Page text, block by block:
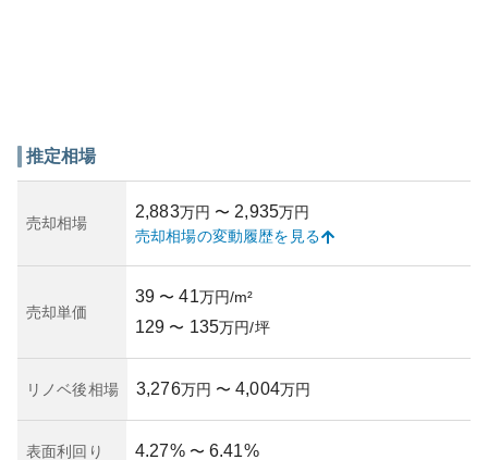
推定相場
売却相場
2,883万円 〜 2,935万円
売却相場の変動履歴を見る
売却単価
39 〜 41万円/m²
129 〜 135万円/坪
リノベ後相場 3,276万円 〜 4,004万円
表面利回り 4.27% 〜 6.41%